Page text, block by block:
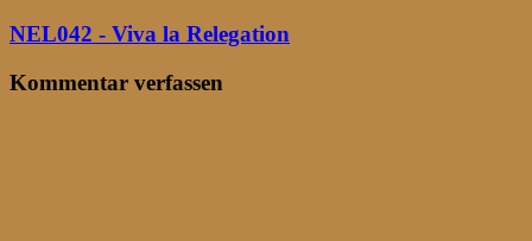
NEL042 - Viva la Relegation
Kommentar verfassen